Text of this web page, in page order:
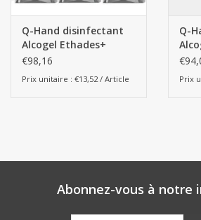
Rouleaux de caisse thermiques
Produits d'hygiène
Q-Hand disinfectant
Alcogel Ethades+
Automatic - 6 x
€98,16
Prix unitaire : €13,52 / Article
Q-
Rub
Prix
Abonnez-vous à notre